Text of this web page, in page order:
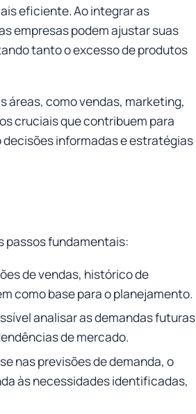
eficiente. Ao integrar as
empresas podem ajustar suas
tanto o excesso de produtos
áreas, como vendas, marketing,
cruciais que contribuem para
decisões informadas e estratégias
passos fundamentais:
de vendas, histórico de
como base para o planejamento.
analisar as demandas futuras
de mercado.
nas previsões de demanda, o
às necessidades identificadas,